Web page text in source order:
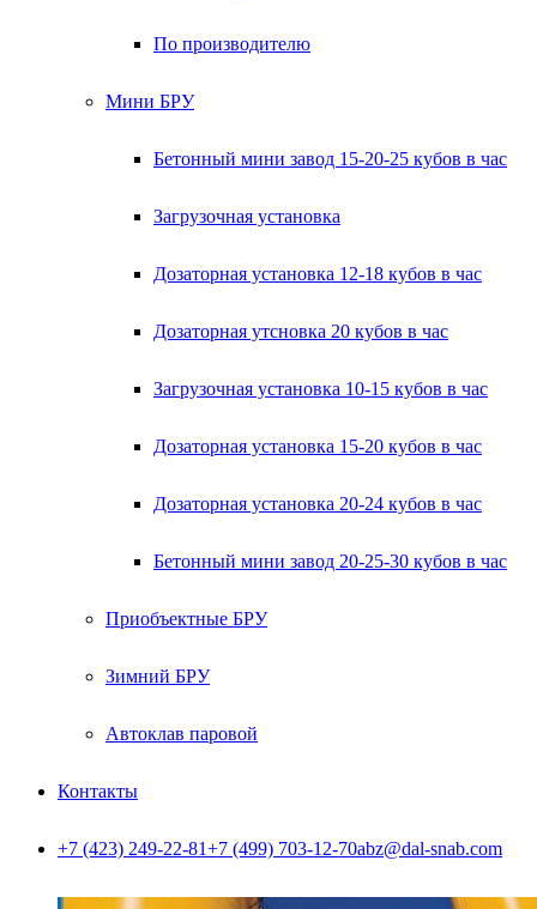
По производителю
Мини БРУ
Бетонный мини завод 15-20-25 кубов в час
Загрузочная установка
Дозаторная установка 12-18 кубов в час
Дозаторная утсновка 20 кубов в час
Загрузочная установка 10-15 кубов в час
Дозаторная установка 15-20 кубов в час
Дозаторная установка 20-24 кубов в час
Бетонный мини завод 20-25-30 кубов в час
Приобъектные БРУ
Зимний БРУ
Автоклав паровой
Контакты
+7 (423) 249-22-81+7 (499) 703-12-70abz@dal-snab.com